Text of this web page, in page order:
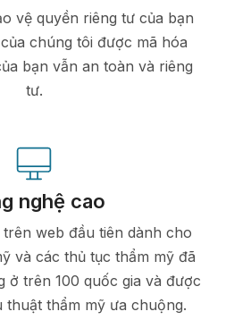
vệ quyền riêng tư của bạn
chúng tôi được mã hóa
bạn vẫn an toàn và riêng
tư.
nghệ cao
web đầu tiên dành cho
và các thủ tục thẩm mỹ đã
ở trên 100 quốc gia và được
thuật thẩm mỹ ưa chuộng.